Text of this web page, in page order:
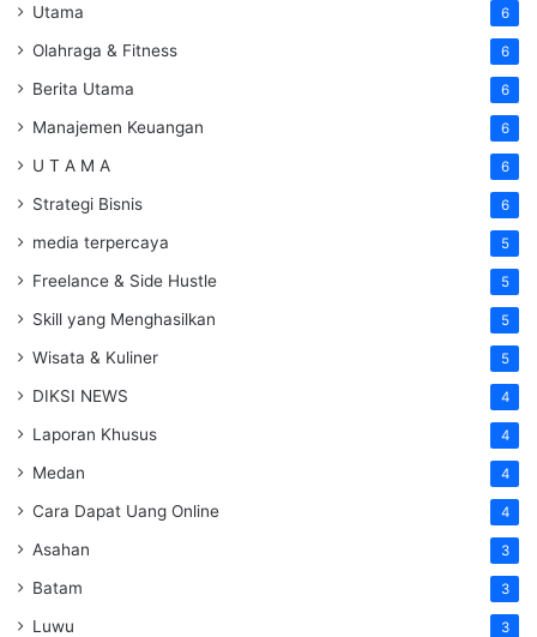
Utama 6
Olahraga & Fitness 6
Berita Utama 6
Manajemen Keuangan 6
U T A M A 6
Strategi Bisnis 6
media terpercaya 5
Freelance & Side Hustle 5
Skill yang Menghasilkan 5
Wisata & Kuliner 5
DIKSI NEWS 4
Laporan Khusus 4
Medan 4
Cara Dapat Uang Online 4
Asahan 3
Batam 3
Luwu 3